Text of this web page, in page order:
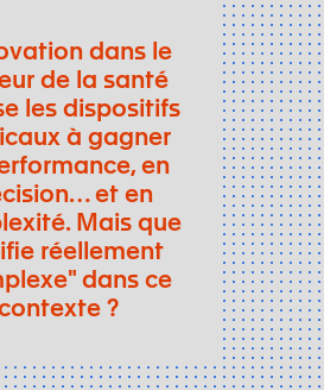
dans le
de la santé
les dispositifs
à gagner
en
et en
Mais que
réellement
dans ce
?